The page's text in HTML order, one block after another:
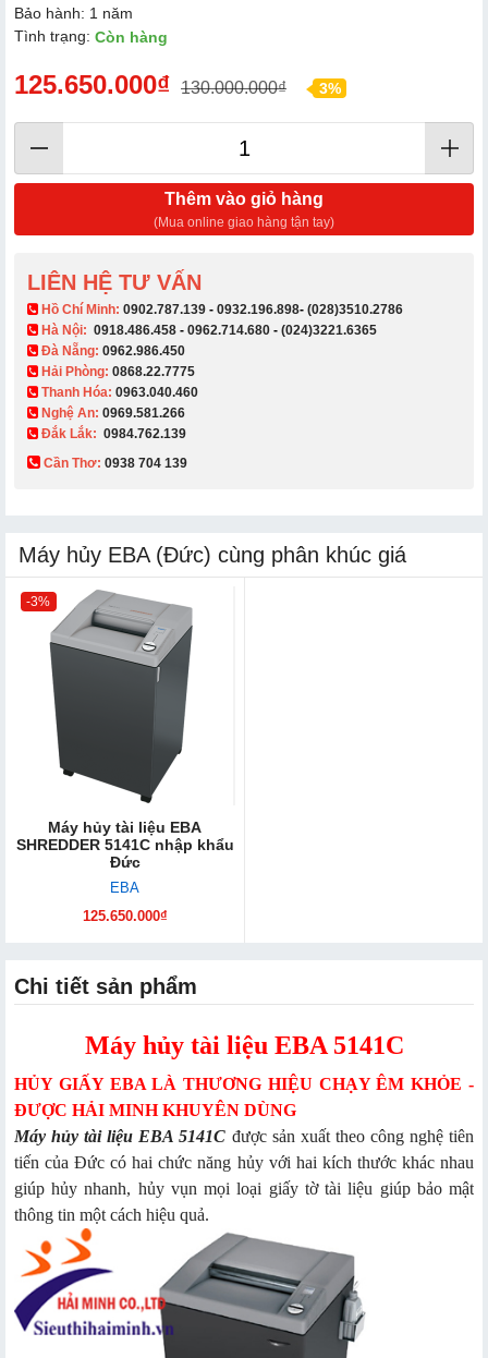
Bảo hành: 1 năm
Tình trạng: Còn hàng
125.650.000₫ 130.000.000₫ 3%
Thêm vào giỏ hàng
(Mua online giao hàng tận tay)
LIÊN HỆ TƯ VẤN
​ Hồ Chí Minh: 0902.787.139 - 0932.196.898- (028)3510.2786
Hà Nội: 0918.486.458 - 0962.714.680 - (024)3221.6365
Đà Nẵng: 0962.986.450
Hải Phòng: 0868.22.7775
Thanh Hóa: 0963.040.460
Nghệ An: 0969.581.266
Đắk Lắk: 0984.762.139
Cần Thơ: 0938 704 139​
Máy hủy EBA (Đức) cùng phân khúc giá
-3%
Máy hủy tài liệu EBA
SHREDDER 5141C nhập khẩu
Đức
EBA
125.650.000₫
Chi tiết sản phẩm
Máy hủy tài liệu EBA 5141C
HỦY GIẤY EBA LÀ THƯƠNG HIỆU CHẠY ÊM KHỎE -
ĐƯỢC HẢI MINH KHUYÊN DÙNG
Máy hủy tài liệu EBA 5141C được sản xuất theo công nghệ tiên
tiến của Đức có hai chức năng hủy với hai kích thước khác nhau
giúp hủy nhanh, hủy vụn mọi loại giấy tờ tài liệu giúp bảo mật
thông tin một cách hiệu quả.